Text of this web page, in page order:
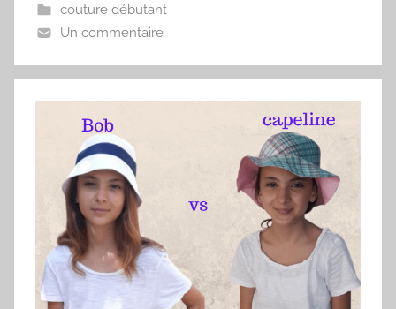
couture débutant
Un commentaire